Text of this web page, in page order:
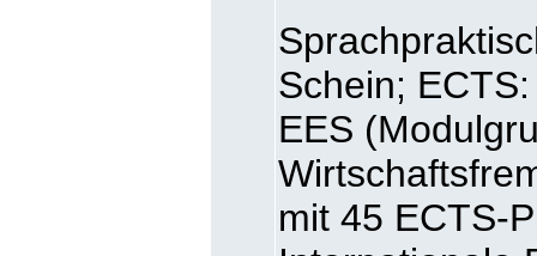
Schein;
EES
mit 45 ECTS-